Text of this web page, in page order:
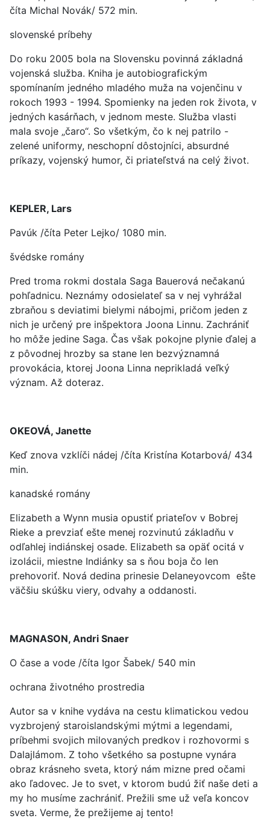
číta Michal Novák/ 572 min.
slovenské príbehy
Do roku 2005 bola na Slovensku povinná základná
vojenská služba. Kniha je autobiografickým
spomínaním jedného mladého muža na vojenčinu v
rokoch 1993 - 1994. Spomienky na jeden rok života, v
jedných kasárňach, v jednom meste. Služba vlasti
mala svoje „čaro“. So všetkým, čo k nej patrilo -
zelené uniformy, neschopní dôstojníci, absurdné
príkazy, vojenský humor, či priateľstvá na celý život.
KEPLER, Lars
Pavúk /číta Peter Lejko/ 1080 min.
švédske romány
Pred troma rokmi dostala Saga Bauerová nečakanú
pohľadnicu. Neznámy odosielateľ sa v nej vyhrážal
zbraňou s deviatimi bielymi nábojmi, pričom jeden z
nich je určený pre inšpektora Joona Linnu. Zachrániť
ho môže jedine Saga. Čas však pokojne plynie ďalej a
z pôvodnej hrozby sa stane len bezvýznamná
provokácia, ktorej Joona Linna neprikladá veľký
význam. Až doteraz.
OKEOVÁ, Janette
Keď znova vzklíči nádej /číta Kristína Kotarbová/ 434
min.
kanadské romány
Elizabeth a Wynn musia opustiť priateľov v Bobrej
Rieke a prevziať ešte menej rozvinutú základňu v
odľahlej indiánskej osade. Elizabeth sa opäť ocitá v
izolácii, miestne Indiánky sa s ňou boja čo len
prehovoriť. Nová dedina prinesie Delaneyovcom ešte
väčšiu skúšku viery, odvahy a oddanosti.
MAGNASON, Andri Snaer
O čase a vode /číta Igor Šabek/ 540 min
ochrana životného prostredia
Autor sa v knihe vydáva na cestu klimatickou vedou
vyzbrojený staroislandskými mýtmi a legendami,
príbehmi svojich milovaných predkov i rozhovormi s
Dalajlámom. Z toho všetkého sa postupne vynára
obraz krásneho sveta, ktorý nám mizne pred očami
ako ľadovec. Je to svet, v ktorom budú žiť naše deti a
my ho musíme zachrániť. Prežili sme už veľa koncov
sveta. Verme, že prežijeme aj tento!